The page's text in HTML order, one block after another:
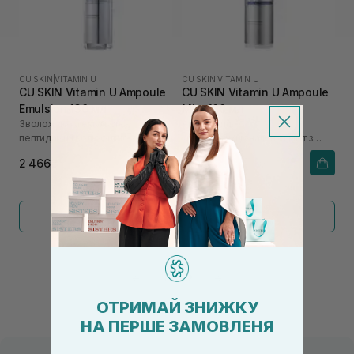
CU SKIN |VITAMIN U
CU SKIN Vitamin U Ampoule
Emulsion 130 мл
Зволожуюча емульсія з
пептидами і волюфіліном
2 466₴
CU SKIN |VITAMIN U
CU SKIN Vitamin U Ampoule
Mist 100 мл
Ампульний
мультифункціональний міст з
вітаміном U
1 218₴
Показати більше
2
ОТРИМАЙ ЗНИЖКУ
НА ПЕРШЕ ЗАМОВЛЕНЯ